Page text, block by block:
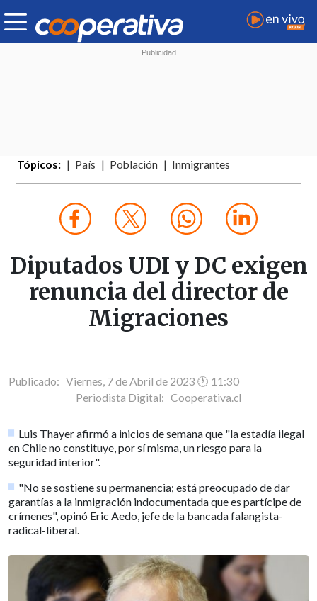
Tópicos: País Población Inmigrantes
Diputados UDI y DC exigen
renuncia del director de
Migraciones
Publicado: Viernes, 7 de Abril de 2023 🕐 11:30
Periodista Digital: Cooperativa.cl
Luis Thayer afirmó a inicios de semana que "la estadía ilegal
en Chile no constituye, por sí misma, un riesgo para la
seguridad interior".
"No se sostiene su permanencia; está preocupado de dar
garantías a la inmigración indocumentada que es partícipe de
crímenes", opinó Eric Aedo, jefe de la bancada falangista-
radical-liberal.